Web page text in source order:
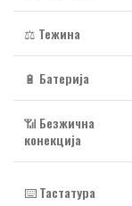
⚖️ Тежина
🔋 Батерија
📶 Безжична
конекција
⌨️Тастатура